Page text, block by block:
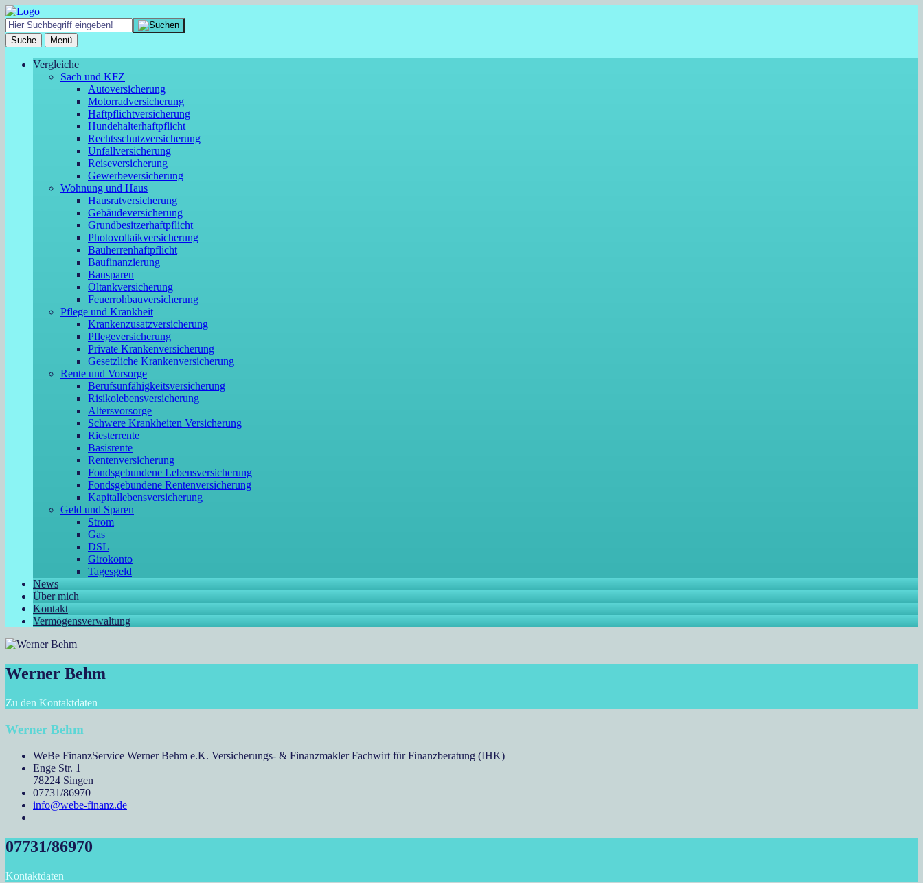
Suche Menü
Vergleiche
Sach und KFZ
Autoversicherung
Motorradversicherung
Haftpflichtversicherung
Hundehalterhaftpflicht
Rechtsschutzversicherung
Unfallversicherung
Reiseversicherung
Gewerbeversicherung
Wohnung und Haus
Hausratversicherung
Gebäudeversicherung
Grundbesitzerhaftpflicht
Photovoltaikversicherung
Bauherrenhaftpflicht
Baufinanzierung
Bausparen
Öltankversicherung
Feuerrohbauversicherung
Pflege und Krankheit
Krankenzusatzversicherung
Pflegeversicherung
Private Krankenversicherung
Gesetzliche Krankenversicherung
Rente und Vorsorge
Berufs­unfähigkeitsversicherung
Risikolebensversicherung
Altersvorsorge
Schwere Krankheiten Versicherung
Riesterrente
Basisrente
Rentenversicherung
Fondsgebundene Lebensversicherung
Fondsgebundene Rentenversicherung
Kapitallebensversicherung
Geld und Sparen
Strom
Gas
DSL
Girokonto
Tagesgeld
News
Über mich
Kontakt
Vermögensverwaltung
Werner Behm
Zu den Kontaktdaten
Werner Behm
WeBe FinanzService Werner Behm e.K. Versicherungs- & Finanzmakler Fachwirt für Finanzberatung (IHK)
Enge Str. 1
78224 Singen
07731/86970
info@webe-finanz.de
07731/86970
Kontaktdaten